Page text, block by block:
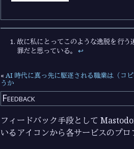
故に私にとってこのような逸脱を行
罪だと思っている。 ↩︎
« AI 時代に真っ先に駆逐される職業は（コ
うか
Feedback
フィードバック手段として
いるアイコンから各サービスのプロ